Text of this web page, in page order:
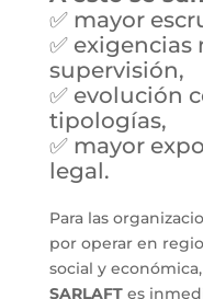
✅ mayor
✅ exigencias
supervisión,
✅ evolución
tipologías,
✅ mayor
legal.
Para las
por operar en
social y
SARLAFTes